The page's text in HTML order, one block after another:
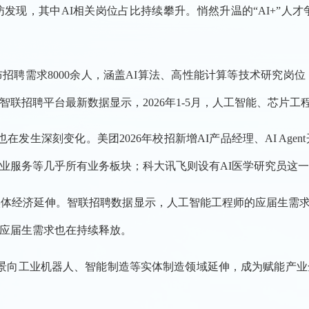
现，其中AI相关岗位占比持续攀升。悄然升温的“AI+”人
聘需求8000余人，涵盖AI算法、高性能计算等技术研究岗
招聘平台最新数据显示，2026年1-5月，人工智能、芯片工
在发生深刻变化。美团2026年校招新增AI产品经理、AI
服务等几乎所有业务板块；科大讯飞则设有AI医学研究员这
经济延伸。智联招聘数据显示，人工智能工程师的应届生需
届生需求也在持续释放。
工业机器人、智能制造等实体制造领域延伸，成为赋能产